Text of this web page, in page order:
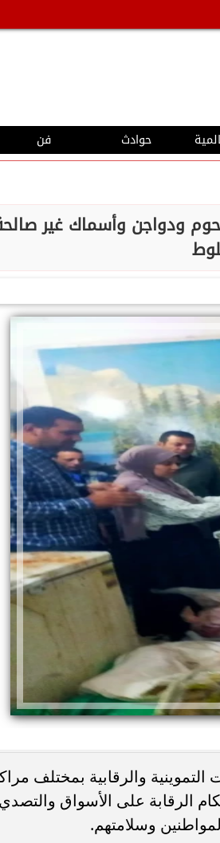
حوادث فن
مخزن غير مرخص بداخله 3 أطنان لحوم ودواجن وأسماك غير
والرقابية بمختلف
الرقابة على الأسواق والتصدي
وسلامتهم.
محافظ القاهرة يعتمد جدول إمتحانات
الثاني للعام الدراسي ٢٠٢٥...